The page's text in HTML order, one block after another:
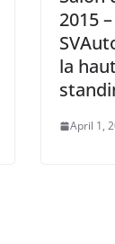
2015
la
April 1,